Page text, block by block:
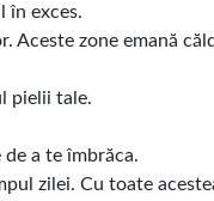
în exces.
zone emană
pielii tale.
a te îmbrăca.
zilei. Cu toate